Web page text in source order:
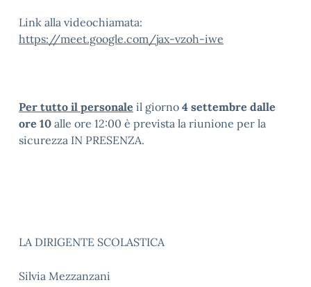
Link alla videochiamata:
https://meet.google.com/jax-vzoh-iwe
Per tutto il personale il giorno 4 settembre dalle
ore 10 alle ore 12:00 è prevista la riunione per la
sicurezza IN PRESENZA.
LA DIRIGENTE SCOLASTICA
Silvia Mezzanzani